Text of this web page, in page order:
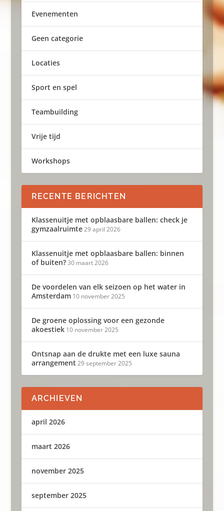
Evenementen
Geen categorie
Locaties
Sport en spel
Teambuilding
Vrije tijd
Workshops
RECENTE BERICHTEN
Klassenuitje met opblaasbare ballen: check je
gymzaalruimte 29 april 2026
Klassenuitje met opblaasbare ballen: binnen
of buiten? 30 maart 2026
De voordelen van elk seizoen op het water in
Amsterdam 10 november 2025
De groene oplossing voor een gezonde
akoestiek 10 november 2025
Ontsnap aan de drukte met een luxe sauna
arrangement 29 september 2025
ARCHIEVEN
april 2026
maart 2026
november 2025
september 2025